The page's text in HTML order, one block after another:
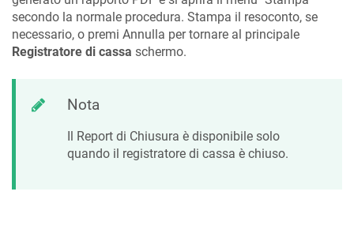
secondo la normale procedura. Stampa il resoconto, se
necessario, o premi Annulla per tornare al principale
Registratore di cassa schermo.
Nota
Il Report di Chiusura è disponibile solo
quando il registratore di cassa è chiuso.